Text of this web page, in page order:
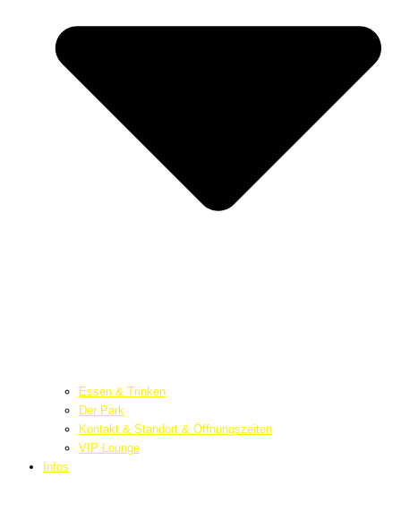
Essen & Trinken
Der Park
Kontakt & Standort & Öffnungszeiten
VIP Lounge
Infos